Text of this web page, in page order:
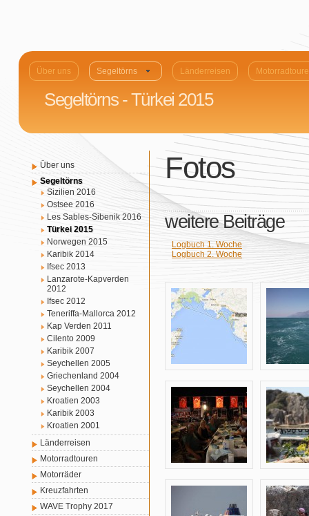
Über uns Segeltörns Länderreisen
Segeltörns - Türkei 2015
Über uns
Segeltörns
Sizilien 2016
Ostsee 2016
Les Sables-Sibenik 2016
Türkei 2015
Norwegen 2015
Karibik 2014
Ifsec 2013
Lanzarote-Kapverden
2012
Ifsec 2012
Teneriffa-Mallorca 2012
Kap Verden 2011
Cilento 2009
Karibik 2007
Seychellen 2005
Griechenland 2004
Seychellen 2004
Kroatien 2003
Karibik 2003
Kroatien 2001
Länderreisen
Motorradtouren
Motorräder
Kreuzfahrten
WAVE Trophy 2017
Fotos
weitere Beiträge
Logbuch 1. Woche
Logbuch 2. Woche